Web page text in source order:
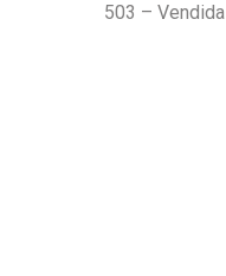
503 – Vendida